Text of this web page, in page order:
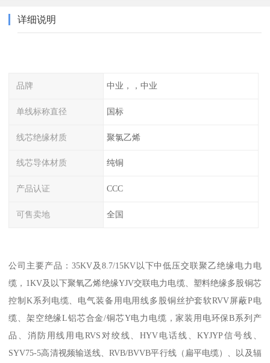
详细说明
品牌 中业，，中业
单线标称直径 国标
线芯绝缘材质 聚氯乙烯
线芯导体材质 纯铜
产品认证 CCC
可售卖地 全国
公司主要产品：35KV及8.7/15KV以下中低压交联聚乙绝缘电力电
缆，1KV及以下聚氧乙烯绝缘YJV交联电力电缆、塑料绝缘多股铜芯
控制K系列电缆、电气装备用电用线多股铜丝护套软RVV屏蔽P电
缆、架空绝缘L铝芯合金/铜芯Y电力电缆，家装用电环保B系列产
品、消防用线用电RVS对绞线、HYV电话线、KYJYP信号线、
SYV75-5高清视频输送线、RVB/BVVB平行线（扁平电缆）、以及辐